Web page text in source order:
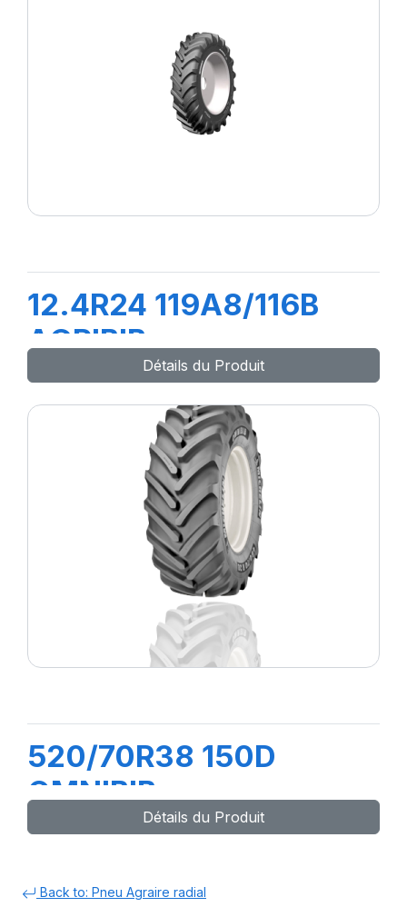
12.4R24 119A8/116B
AGRIBIB
Détails du Produit
520/70R38 150D
OMNIBIB
Détails du Produit
Back to: Pneu Agraire radial